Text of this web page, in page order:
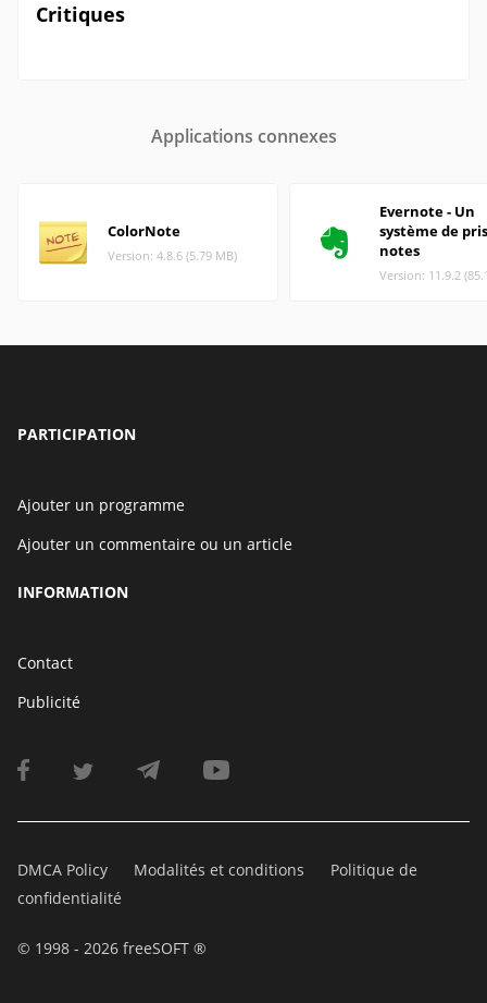
Critiques
Applications connexes
ColorNote
Version: 4.8.6 (5.79 MB)
Evernote - Un
système de
notes
Version: 11.9.2
PARTICIPATION
Ajouter un programme
Ajouter un commentaire ou un article
INFORMATION
Contact
Publicité
DMCA Policy Modalités et conditions
Politique de
confidentialité
© 1998 - 2026 freeSOFT ®